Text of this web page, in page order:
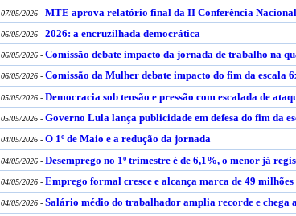
07/05/2026 - MTE aprova relatório final da II Conferência
06/05/2026 - 2026: a encruzilhada democrática
06/05/2026 - Comissão debate impacto da jornada de trabalho na
06/05/2026 - Comissão da Mulher debate impacto do fim da escala
05/05/2026 - Democracia sob tensão e pressão com escalada de
05/05/2026 - Governo Lula lança publicidade em defesa do fim da
04/05/2026 - O 1º de Maio e a redução da jornada
04/05/2026 - Desemprego no 1º trimestre é de 6,1%, o menor já
04/05/2026 - Emprego formal cresce e alcança marca de 49
04/05/2026 - Salário médio do trabalhador amplia recorde e chega